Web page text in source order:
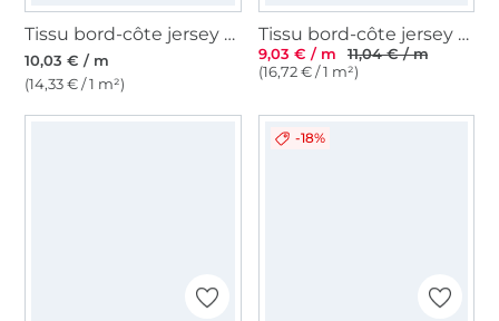
Tissu bord-côte jersey tubulaire à rayures Emma, bleu denim
10,03 € / m
(14,33 € / 1 m²)
Tissu bord-côte jersey tubulaire côtelé, vieux rose
9,03 € / m
11,04 € / m
(16,72 € / 1 m²)
-18%